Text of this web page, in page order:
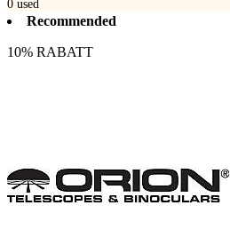
0 used
Recommended
10% RABATT